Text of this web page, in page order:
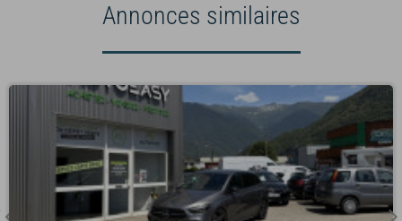
Annonces similaires